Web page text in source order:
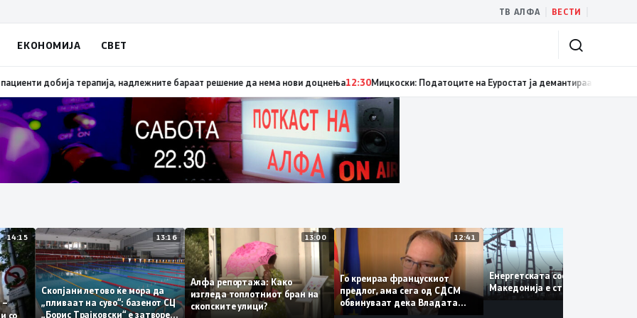
ТВ АЛФА ВЕСТИ
ЕКОНОМИЈА СВЕТ
половина од годината – Македонија го зголемува извозот 12:36Онколошките пациенти добија терапија, надлежните бараат решение да
14:15
–
со
13:16
Скопјани летово ќе мора да
„пливаат на суво“: базенот СЦ
„Борис Трајковски“ е затворен
13:00
Алфа репортажа: Како
изгледа топлотниот бран на
скопските улици?
12:41
Го креираа францускиот
предлог, ама сега од СДСМ
обвинуваат дека Владата
тајно преговарала
Енергетската состојба во
Македонија е стабилна